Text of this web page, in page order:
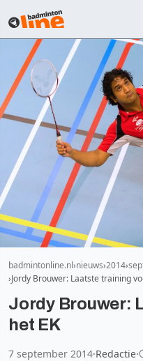
badmintonline.nl nieuws 2014
Jordy Brouwer: Laatste training
Jordy Brouwer:
het EK
7 september 2014·Redactie·